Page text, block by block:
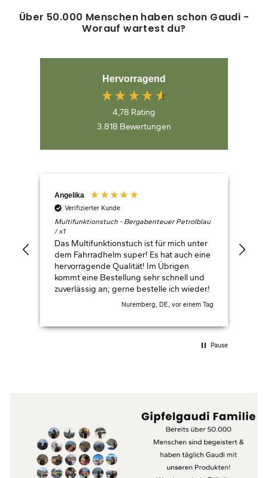
Über 50.000 Menschen haben schon Gaudi -
Worauf wartest du?
Hervorragend
4,78 Rating
3.818 Bewertungen
Angelika
Verifizierter Kunde
Multifunktionstuch - Bergabenteuer Petrolblau
/ x1
Das Multifunktionstuch ist für mich unter
dem Fahrradhelm super! Es hat auch eine
hervorragende Qualität! Im Übrigen
kommt eine Bestellung sehr schnell und
zuverlässig an; gerne bestelle ich wieder!
Nuremberg, DE, vor einem Tag
Pause